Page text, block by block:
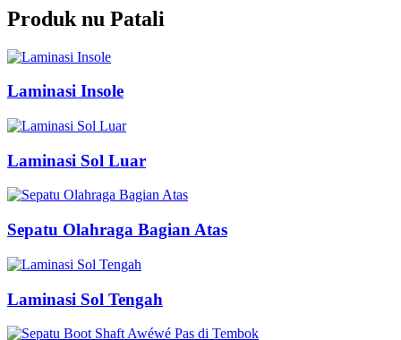
Produk nu Patali
Laminasi Insole
Laminasi Sol Luar
Sepatu Olahraga Bagian Atas
Laminasi Sol Tengah